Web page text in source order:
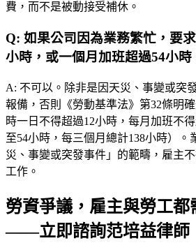
費，而不是被動接受補休。
Q: 如果公司因為業務繁忙，要
小時，或一個月加班超過54小時
A: 不可以。除非是因天災、事變或突
報備，否則《勞動基準法》第32條明
時一日不得超過12小時，每月加班不
至54小時，每三個月總計138小時）。
災、事變或突發事件」的範疇，雇主
工作。
勞資爭議，雇主與勞工都
——立即諮詢范培益律師